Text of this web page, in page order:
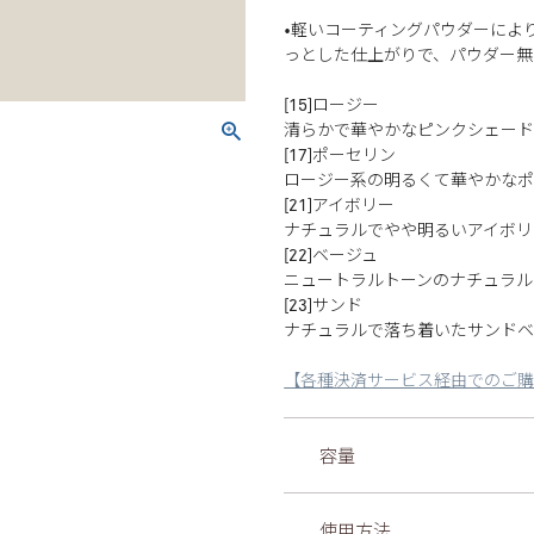
•軽いコーティングパウダーによ
っとした仕上がりで、パウダー
[15]ロージー
清らかで華やかなピンクシェード
[17]ポーセリン
ロージー系の明るくて華やかな
[21]アイボリー
ナチュラルでやや明るいアイボ
[22]ベージュ
ニュートラルトーンのナチュラ
[23]サンド
ナチュラルで落ち着いたサンド
【各種決済サービス経由でのご
容量